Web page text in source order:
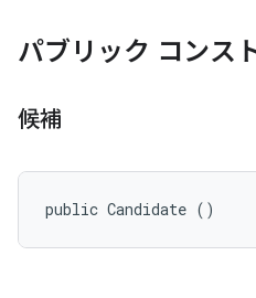
パブリック コンス
候補
public Candidate ()